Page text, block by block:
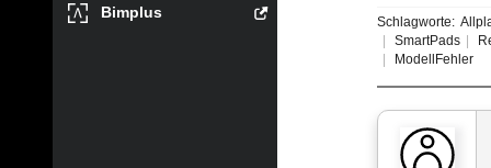
Bimplus
Schlagworte:
SmartPads
ModellFehler